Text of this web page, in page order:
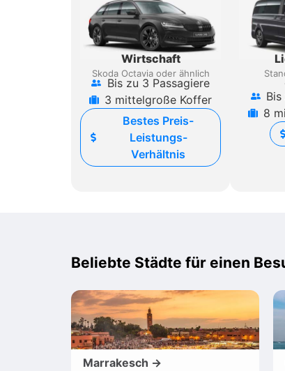
Wirtschaft
Skoda Octavia oder ähnlich
Bis zu 3 Passagiere
3 mittelgroße Koffer
Bestes Preis-
Leistungs-
Verhältnis
8
Beliebte Städte für einen
Marrakesch →